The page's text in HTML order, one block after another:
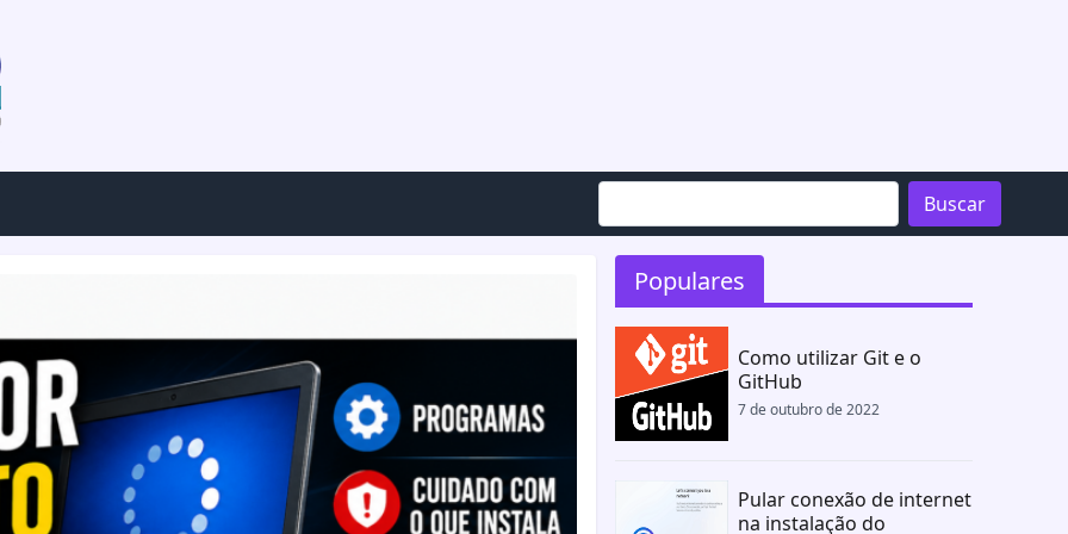
Buscar
Populares
Como utilizar Git e o
GitHub
7 de outubro de 2022
Pular conexão de internet
na instalação do